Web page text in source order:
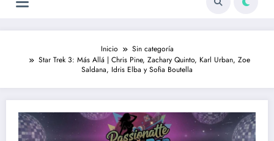
Inicio
Sin categoría
Star Trek 3: Más Allá | Chris Pine, Zachary Quinto, Karl Urban, Zoe
Saldana, Idris Elba y Sofia Boutella